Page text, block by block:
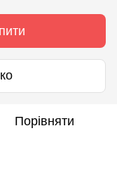
Порівняти